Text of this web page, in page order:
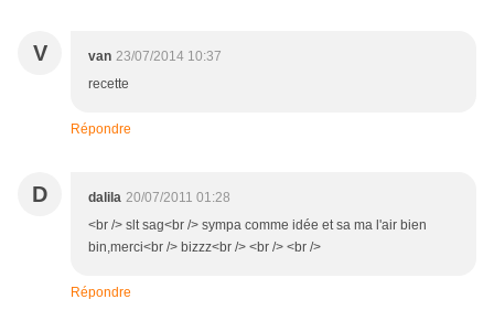
V van 23/07/2014 10:37
recette
Répondre
D dalila 20/07/2011 01:28
<br /> slt sag<br /> sympa comme idée et sa ma l'air bien
bin,merci<br /> bizzz<br /> <br /> <br />
Répondre